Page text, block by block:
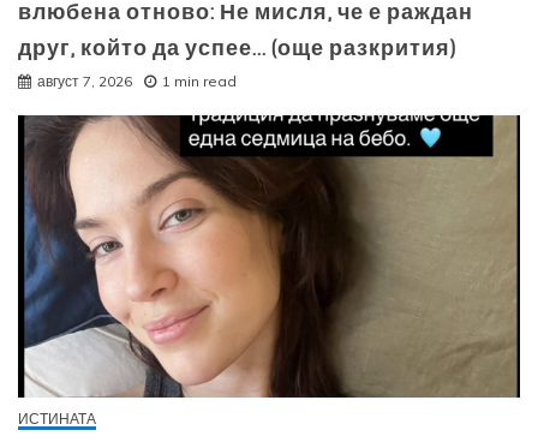
влюбена отново: Не мисля, че е раждан
друг, който да успее… (още разкрития)
август 7, 2026 1 min read
ИСТИНАТА